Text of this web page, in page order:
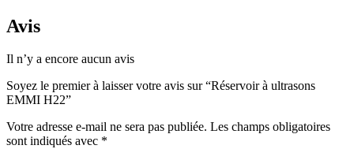
Avis
Il n’y a encore aucun avis
Soyez le premier à laisser votre avis sur “Réservoir à ultrasons
EMMI H22”
Votre adresse e-mail ne sera pas publiée. Les champs obligatoires
sont indiqués avec *